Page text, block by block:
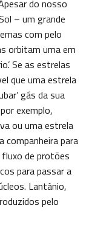
do nosso
– um grande
com pelo
orbitam uma em
Se as estrelas
que uma estrela
gás da sua
exemplo,
ou uma estrela
companheira para
de protões
para passar a
Lantânio,
pelo